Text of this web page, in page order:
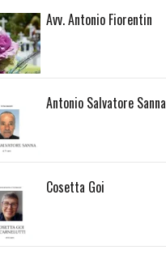
Avv. Antonio Fiorentin
Antonio Salvatore Sanna
Cosetta Goi